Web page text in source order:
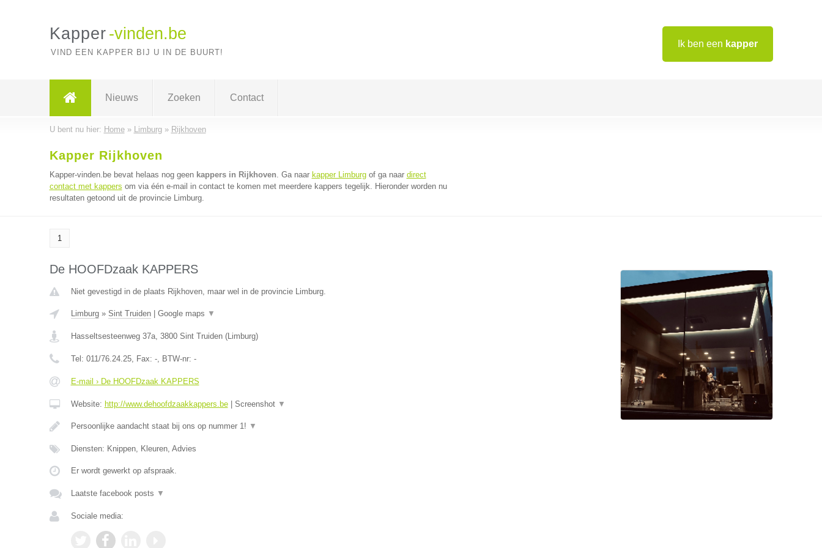
Ik ben een kapper
Kapper -vinden.be
VIND EEN KAPPER BIJ U IN DE BUURT!
Nieuws Zoeken Contact
U bent nu hier: Home» Limburg» Rijkhoven
Kapper Rijkhoven
Kapper-vinden.be bevat helaas nog geen kappers in Rijkhoven. Ga naar kapper Limburgof ga naar direct
contact met kappers om via één e-mail in contact te komen met meerdere kappers tegelijk. Hieronder worden nu
resultaten getoond uit de provincie Limburg.
1
De HOOFDzaak KAPPERS
Niet gevestigd in de plaats Rijkhoven, maar wel in de provincie Limburg.
Limburg» Sint Truiden| Google maps ▼
Hasseltsesteenweg 37a, 3800 Sint Truiden(Limburg)
Tel: 011/76.24.25, Fax: -, BTW-nr: -
E-mail › De HOOFDzaak KAPPERS
Website: http://www.dehoofdzaakkappers.be| Screenshot ▼
Persoonlijke aandacht staat bij ons op nummer 1! ▼
Diensten: Knippen, Kleuren, Advies
Er wordt gewerkt op afspraak.
Laatste facebook posts ▼
Sociale media: